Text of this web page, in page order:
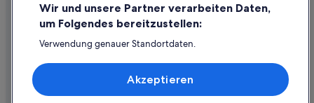
Rückerstattungsdauer
Expedia-Gutschein einlösen
Internationale Reisedokumente
Wir und unsere Partner verarbeiten Daten,
um Folgendes bereitzustellen:
Verwendung genauer Standortdaten.
Speichern von oder Zugriff auf Informationen auf einem
Endgerät. Personalisierte Werbung und Inhalte, Messung
von Werbeleistung und der Performance von Inhalten,
Akzeptieren